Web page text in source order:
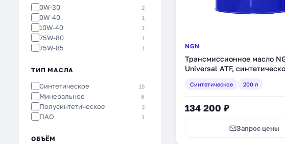
GT-OIL 1
GM 1
Everest 1
Amalie 1
0W-30 2
0W-40 1
10W-40 1
75W-80 1
75W-85 1
ТИП МАСЛА
Синтетическое 15
Минеральное 6
Полусинтетическое 3
ПАО 1
ОБЪЁМ
NGN
Трансмиссионное масло
Universal ATF,
Синтетическое 200 л
134 200 ₽
Запрос цены